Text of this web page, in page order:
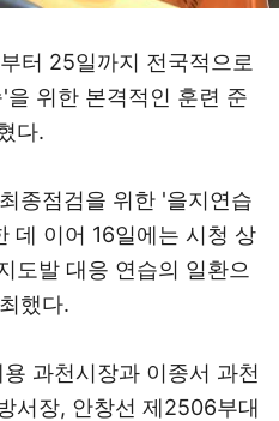
터 25일까지 전국적으로
위한 본격적인 훈련 준
다.
종점검을 위한 '을지연습
데 이어 16일에는 시청 상
도발 대응 연습의 일환으
했다.
과천시장과 이종서 과천
서장, 안창선 제2506부대